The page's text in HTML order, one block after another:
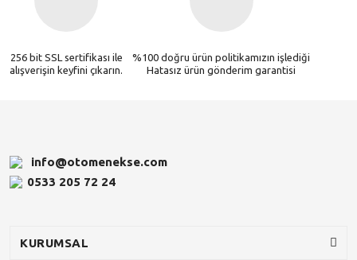
256 bit SSL sertifikası ile
alışverişin keyfini çıkarın.
%100 doğru ürün politikamızın işlediği
Hatasız ürün gönderim garantisi
info@otomenekse.com
0533 205 72 24
KURUMSAL